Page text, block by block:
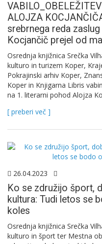
ALOJZA
srebrnega reda
Kocjančič prejel od
Osrednja knjižnica Srečka
kulturo in turizem Koper,
Pokrajinski arhiv Koper,
Koper in Knjigarna Libris
na 1. literarni pohod Alojza
[ preberi več ]
26.04.2023
Ko se združijo šport,
kultura: Tudi letos se
koles
Osrednja knjižnica Srečka
kulturo in šport ter Mestna